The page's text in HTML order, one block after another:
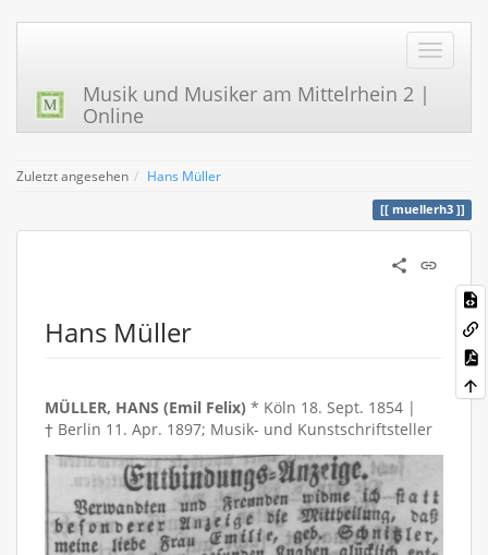
Musik und Musiker am Mittelrhein 2 |
Online
Zuletzt angesehen Hans Müller
muellerh3
Hans Müller
MÜLLER, HANS (Emil Felix) * Köln 18. Sept. 1854 |
† Berlin 11. Apr. 1897; Musik- und Kunstschriftsteller